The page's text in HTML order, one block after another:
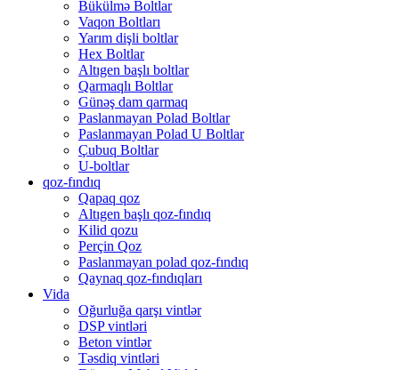
Bükülmə Boltlar
Vaqon Boltları
Yarım dişli boltlar
Hex Boltlar
Altıgen başlı boltlar
Qarmaqlı Boltlar
Günəş dam qarmaq
Paslanmayan Polad Boltlar
Paslanmayan Polad U Boltlar
Çubuq Boltlar
U-boltlar
qoz-fındıq
Qapaq qoz
Altıgen başlı qoz-fındıq
Kilid qozu
Perçin Qoz
Paslanmayan polad qoz-fındıq
Qaynaq qoz-fındıqları
Vida
Oğurluğa qarşı vintlər
DSP vintləri
Beton vintlər
Təsdiq vintləri